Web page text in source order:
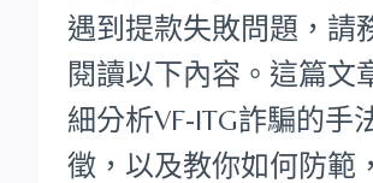
遇到提款失敗問題，請
閱讀以下內容。這篇文
細分析VF-ITG詐騙的手
徵，以及教你如何防範